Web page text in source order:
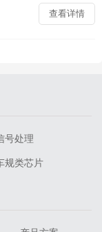
各种电钻，户外电钻
查看详情
号处理
规类芯片